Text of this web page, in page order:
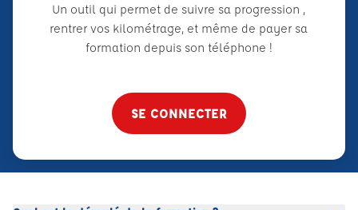
Un outil qui permet de suivre sa progression ,
rentrer vos kilométrage, et même de payer sa
formation depuis son téléphone !
SE CONNECTER